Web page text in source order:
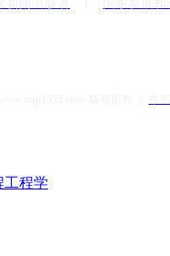
工程学
版权所有 ｜